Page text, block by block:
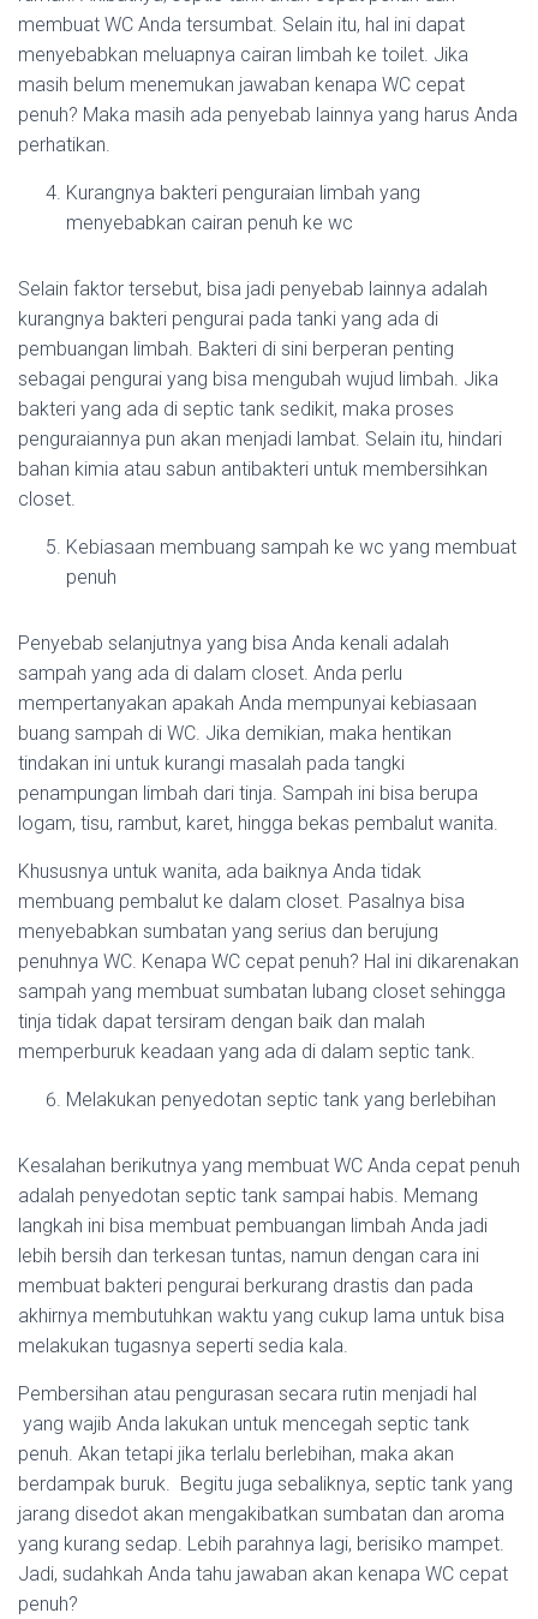
membuat WC Anda tersumbat. Selain itu, hal ini dapat
menyebabkan meluapnya cairan limbah ke toilet. Jika
masih belum menemukan jawaban kenapa WC cepat
penuh? Maka masih ada penyebab lainnya yang harus Anda
perhatikan.
Kurangnya bakteri penguraian limbah yang
menyebabkan cairan penuh ke wc
Selain faktor tersebut, bisa jadi penyebab lainnya adalah
kurangnya bakteri pengurai pada tanki yang ada di
pembuangan limbah. Bakteri di sini berperan penting
sebagai pengurai yang bisa mengubah wujud limbah. Jika
bakteri yang ada di septic tank sedikit, maka proses
penguraiannya pun akan menjadi lambat. Selain itu, hindari
bahan kimia atau sabun antibakteri untuk membersihkan
closet.
Kebiasaan membuang sampah ke wc yang membuat
penuh
Penyebab selanjutnya yang bisa Anda kenali adalah
sampah yang ada di dalam closet. Anda perlu
mempertanyakan apakah Anda mempunyai kebiasaan
buang sampah di WC. Jika demikian, maka hentikan
tindakan ini untuk kurangi masalah pada tangki
penampungan limbah dari tinja. Sampah ini bisa berupa
logam, tisu, rambut, karet, hingga bekas pembalut wanita.
Khususnya untuk wanita, ada baiknya Anda tidak
membuang pembalut ke dalam closet. Pasalnya bisa
menyebabkan sumbatan yang serius dan berujung
penuhnya WC. Kenapa WC cepat penuh? Hal ini dikarenakan
sampah yang membuat sumbatan lubang closet sehingga
tinja tidak dapat tersiram dengan baik dan malah
memperburuk keadaan yang ada di dalam septic tank.
Melakukan penyedotan septic tank yang berlebihan
Kesalahan berikutnya yang membuat WC Anda cepat penuh
adalah penyedotan septic tank sampai habis. Memang
langkah ini bisa membuat pembuangan limbah Anda jadi
lebih bersih dan terkesan tuntas, namun dengan cara ini
membuat bakteri pengurai berkurang drastis dan pada
akhirnya membutuhkan waktu yang cukup lama untuk bisa
melakukan tugasnya seperti sedia kala.
Pembersihan atau pengurasan secara rutin menjadi hal
yang wajib Anda lakukan untuk mencegah septic tank
penuh. Akan tetapi jika terlalu berlebihan, maka akan
berdampak buruk. Begitu juga sebaliknya, septic tank yang
jarang disedot akan mengakibatkan sumbatan dan aroma
yang kurang sedap. Lebih parahnya lagi, berisiko mampet.
Jadi, sudahkah Anda tahu jawaban akan kenapa WC cepat
penuh?